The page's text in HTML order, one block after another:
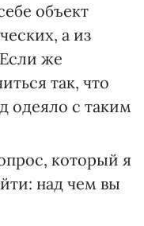
объект
а из
же
так, что
одеяло с таким
который я
над чем вы